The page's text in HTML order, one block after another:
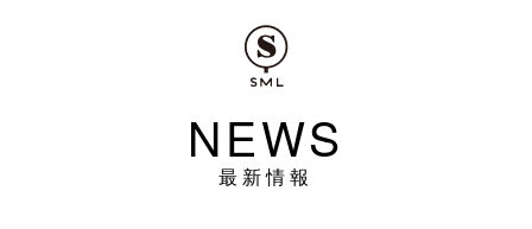
NEWS
最新情報